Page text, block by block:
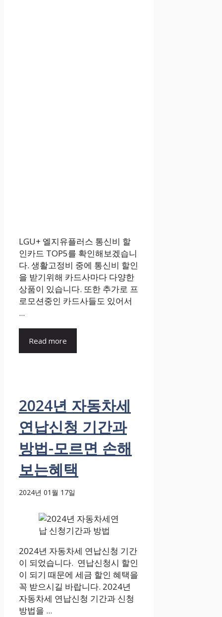
LGU+ 엘지유플러스 통신비 할
인카드 TOP5를 확인해보겠습니
다. 생활고정비 중에 통신비 할인
을 받기위해 카드사마다 다양한
상품이 있습니다. 또한 추가로 프
로모션중인 카드사들도 있어서
...
Read more
2024년 자동차세
연납신청 기간과
방법-모르면 손해
보는혜택
2024년 01월 17일
2024년 자동차세 연납신청 기간
이 되었습니다. 연납신청시 할인
이 되기 때문에 세금 할인 혜택을
꼭 받으시길 바랍니다. 2024년
자동차세 연납신청 기간과 신청
방법을 ...